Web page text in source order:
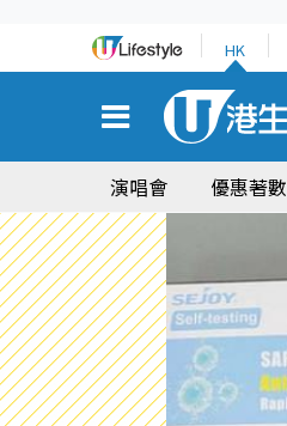
HK
演唱會 優惠著數